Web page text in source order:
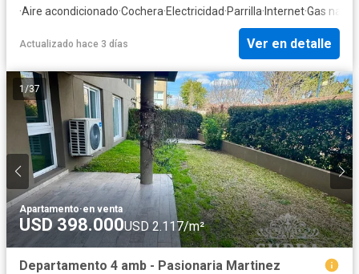
·Aire acondicionado·Cochera·Electricidad·Parrilla· Internet·Gas
Actualizado hace 3 días Ver en detalle
1 /37
Apartamento·en venta
USD 398.000USD 2.117/m²
Departamento 4 amb - Pasionaria Martinez